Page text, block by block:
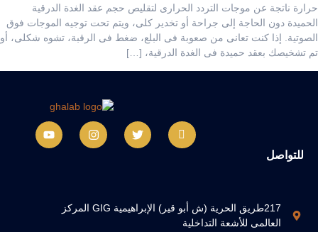
حرارة ناتجة عن موجات التردد الحرارى لتقليص حجم عقد الغدة الدرقية
الحميدة دون الحاجة إلى جراحة أو تخدير كلى، ويتم تحت توجيه الموجات فوق
الصوتية. إذا كنت تعانى من صعوبة فى البلع، ضغط فى الرقبة، تشوه شكلى، أو
تم تشخيصك بعقد حميدة فى الغدة الدرقية، […]
للتواصل
217طريق الحرية (ش أبو قير) الإبراهيمية GIG المركز
العالمى للأشعة التداخلية